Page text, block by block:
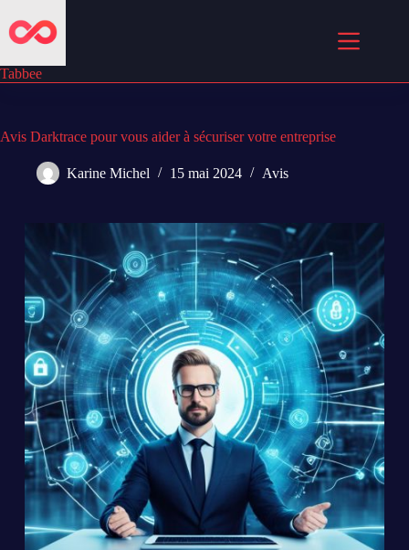
au
contenu
Tabbee
Avis Darktrace pour vous aider à sécuriser votre entreprise
Karine Michel 15 mai 2024 Avis